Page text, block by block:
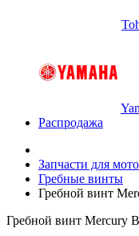
Распродажа
Запчасти для
Гребные винты
Гребной винт
Гребной винт Mercury